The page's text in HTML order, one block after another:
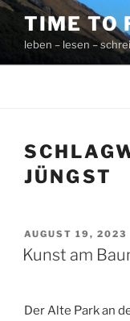
Zum
Inhalt
springen
TIME TO
leben – lesen –
JÜNGST
VERÖFFENTLICHT
AM
AUGUST 19, 2023
Kunst am
Der Alte Park an